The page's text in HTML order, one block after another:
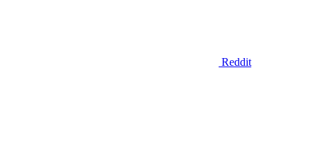
Reddit